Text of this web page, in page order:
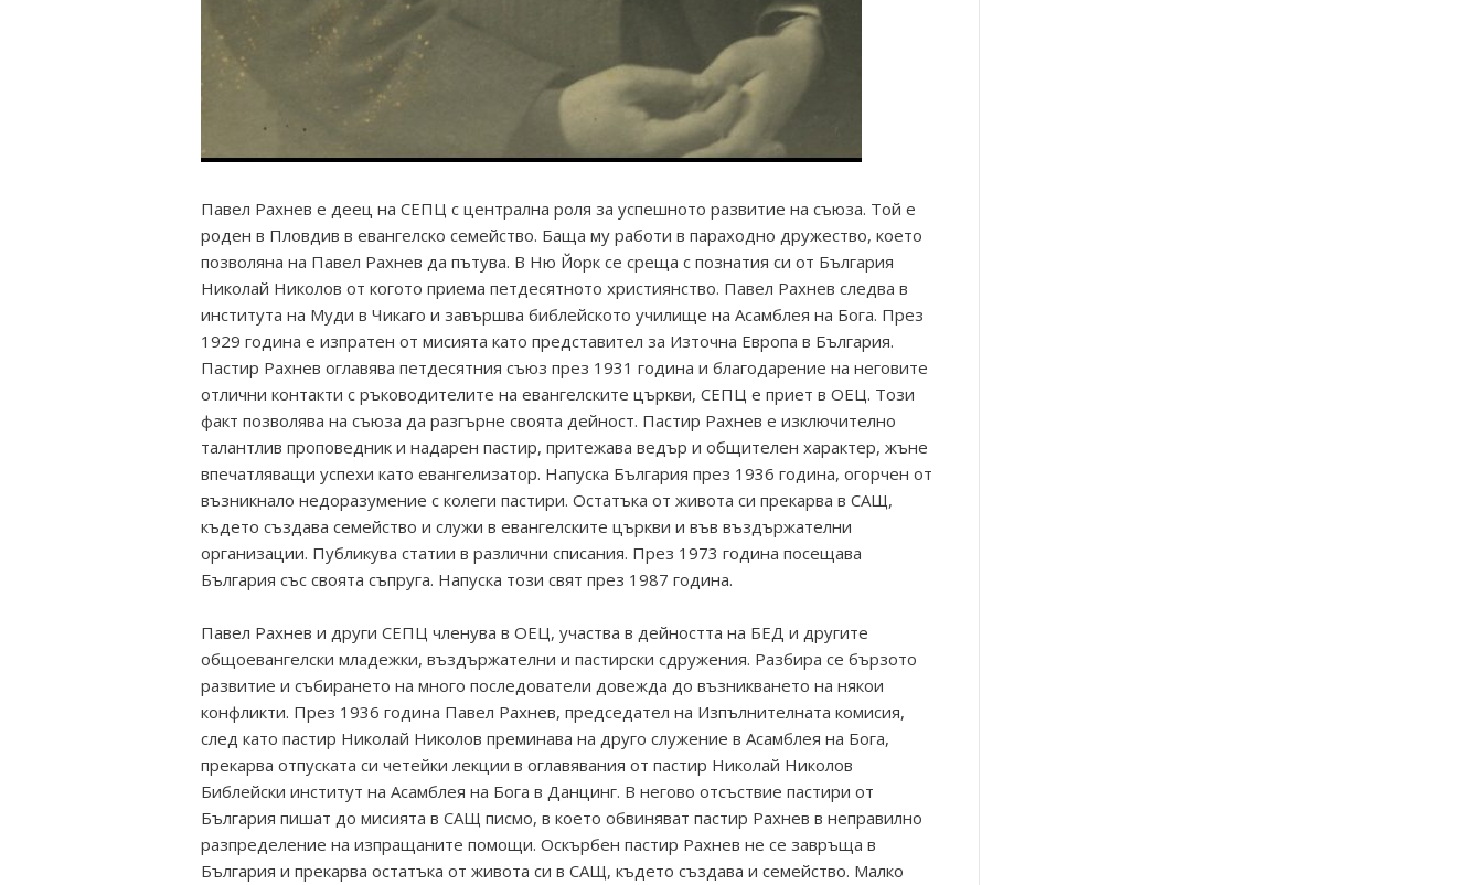
Павел Рахнев е деец на СЕПЦ с централна роля за успешното развитие на съюза. Той е
роден в Пловдив в евангелско семейство. Баща му работи в параходно дружество, което
позволяна на Павел Рахнев да пътува. В Ню Йорк се среща с познатия си от България
Николай Николов от когото приема петдесятното християнство. Павел Рахнев следва в
института на Муди в Чикаго и завършва библейското училище на Асамблея на Бога. През
1929 година е изпратен от мисията като представител за Източна Европа в България.
Пастир Рахнев оглавява петдесятния съюз през 1931 година и благодарение на неговите
отлични контакти с ръководителите на евангелските църкви, СЕПЦ е приет в ОЕЦ. Този
факт позволява на съюза да разгърне своята дейност. Пастир Рахнев е изключително
талантлив проповедник и надарен пастир, притежава ведър и общителен характер, жъне
впечатляващи успехи като евангелизатор. Напуска България през 1936 година, огорчен от
възникнало недоразумение с колеги пастири. Остатъка от живота си прекарва в САЩ,
където създава семейство и служи в евангелските църкви и във въздържателни
организации. Публикува статии в различни списания. През 1973 година посещава
България със своята съпруга. Напуска този свят през 1987 година.
Павел Рахнев и други СЕПЦ членува в ОЕЦ, участва в дейността на БЕД и другите
общоевангелски младежки, въздържателни и пастирски сдружения. Разбира се бързото
развитие и събирането на много последователи довежда до възникването на някои
конфликти. През 1936 година Павел Рахнев, председател на Изпълнителната комисия,
след като пастир Николай Николов преминава на друго служение в Асамблея на Бога,
прекарва отпуската си четейки лекции в оглавявания от пастир Николай Николов
Библейски институт на Асамблея на Бога в Данцинг. В негово отсъствие пастири от
България пишат до мисията в САЩ писмо, в което обвиняват пастир Рахнев в неправилно
разпределение на изпращаните помощи. Оскърбен пастир Рахнев не се завръща в
България и прекарва остатъка от живота си в САЩ, където създава и семейство. Малко